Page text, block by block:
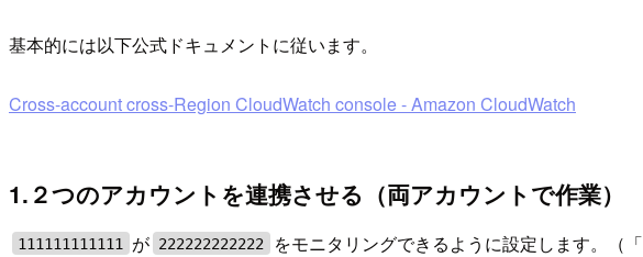
基本的には以下公式ドキュメントに従います。
Cross-account cross-Region CloudWatch console - Amazon CloudWatch
1.２つのアカウントを連携させる（両アカウントで作業）
111111111111 が 222222222222 をモニタリングできるように設定します。（「